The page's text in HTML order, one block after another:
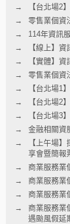
【台北場2
零售業個資
114年資訊
【線上】
【實體】
零售業個資
【台北場1
【台北場2
【台北場3
金融相關資
【上午場
享會暨簡報
商業服務業
商業服務業
商業服務業
商業服務業
遇颱風假延